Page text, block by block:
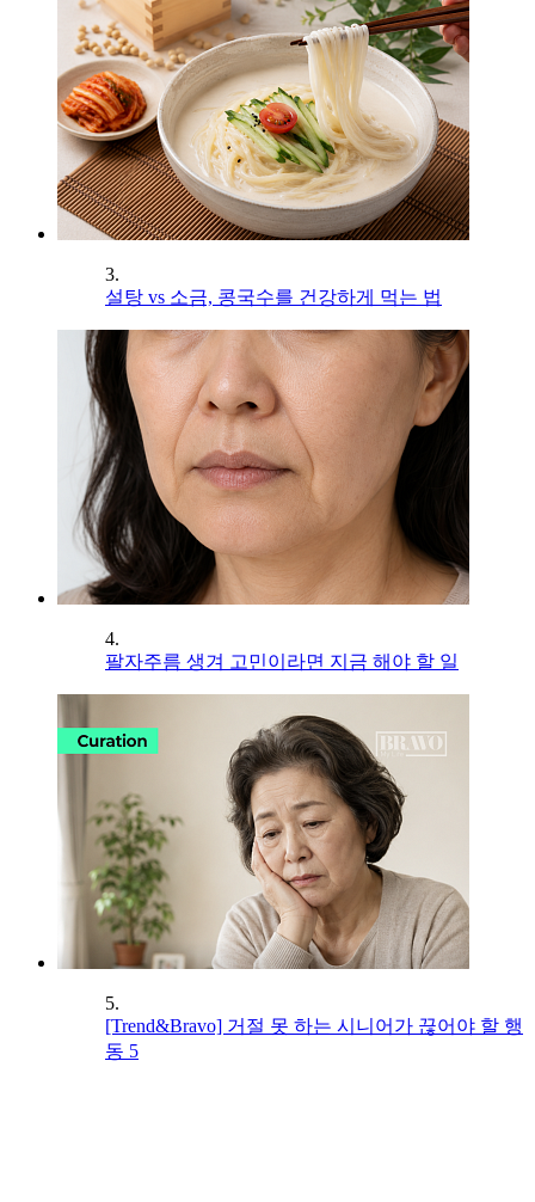
3.
설탕 vs 소금, 콩국수를 건강하게 먹는 법
4.
팔자주름 생겨 고민이라면 지금 해야 할 일
5.
[Trend&Bravo] 거절 못 하는 시니어가 끊어야 할 행
동 5